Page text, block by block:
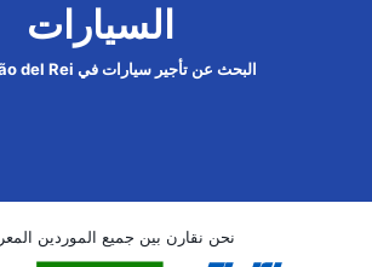
السيارات
البحث عن تأجير سيارات في São João del Rei
نحن نقارن بين جميع الموردين